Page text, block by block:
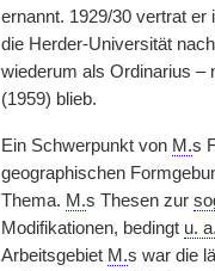
ernannt. 1929/30 vertrat
die Herder-Universität
wiederum als Ordinarius –
(1959) blieb.
Ein Schwerpunkt von M.s
geographischen
Thema. M.s Thesen zur
Modifikationen, bedingt u. a.
Arbeitsgebiet M.s war die